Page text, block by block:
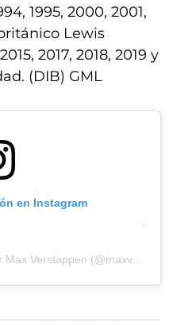
1995, 2000, 2001,
Lewis
2017, 2018, 2019 y
(DIB) GML
en Instagram